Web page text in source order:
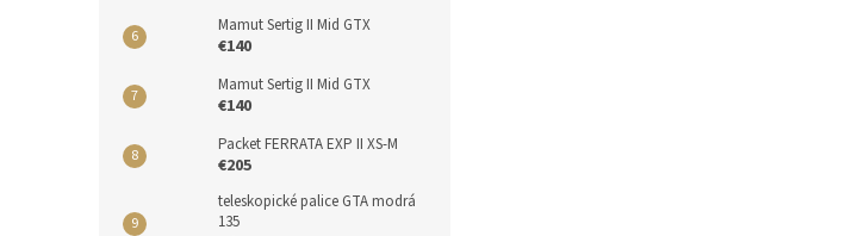
Mamut Sertig II Mid GTX
€140
Mamut Sertig II Mid GTX
€140
Packet FERRATA EXP II XS-M
€205
teleskopické palice GTA modrá
135